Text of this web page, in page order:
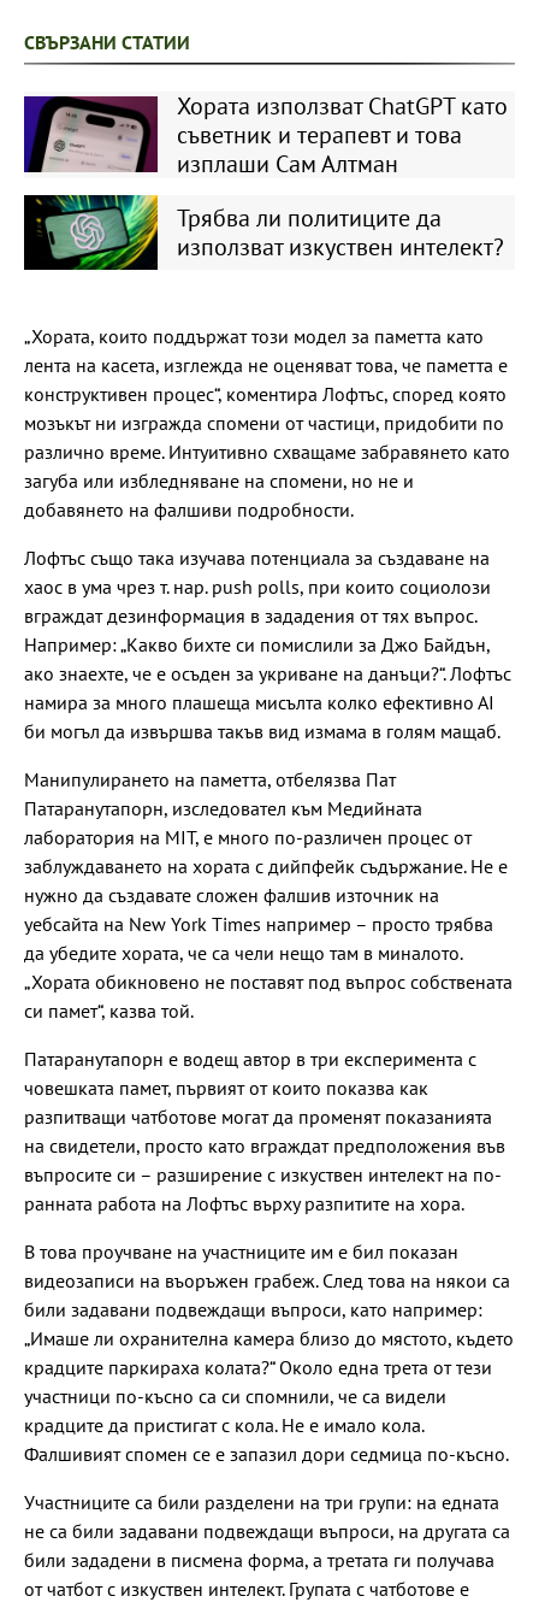
СВЪРЗАНИ СТАТИИ
Хората използват ChatGPT като
съветник и терапевт и това
изплаши Сам Алтман
Трябва ли политиците да
използват изкуствен интелект?
„Хората, които поддържат този модел за паметта като
лента на касета, изглежда не оценяват това, че паметта е
конструктивен процес“, коментира Лофтъс, според която
мозъкът ни изгражда спомени от частици, придобити по
различно време. Интуитивно схващаме забравянето като
загуба или избледняване на спомени, но не и
добавянето на фалшиви подробности.
Лофтъс също така изучава потенциала за създаване на
хаос в ума чрез т. нар. push polls, при които социолози
вграждат дезинформация в зададения от тях въпрос.
Например: „Какво бихте си помислили за Джо Байдън,
ако знаехте, че е осъден за укриване на данъци?“. Лофтъс
намира за много плашеща мисълта колко ефективно АІ
би могъл да извършва такъв вид измама в голям мащаб.
Манипулирането на паметта, отбелязва Пат
Патаранутапорн, изследовател към Медийната
лаборатория на MIT, е много по-различен процес от
заблуждаването на хората с дийпфейк съдържание. Не е
нужно да създавате сложен фалшив източник на
уебсайта на New York Times например – просто трябва
да убедите хората, че са чели нещо там в миналото.
„Хората обикновено не поставят под въпрос собствената
си памет“, казва той.
Патаранутапорн е водещ автор в три експеримента с
човешката памет, първият от които показва как
разпитващи чатботове могат да променят показанията
на свидетели, просто като вграждат предположения във
въпросите си – разширение с изкуствен интелект на по-
ранната работа на Лофтъс върху разпитите на хора.
В това проучване на участниците им е бил показан
видеозаписи на въоръжен грабеж. След това на някои са
били задавани подвеждащи въпроси, като например:
„Имаше ли охранителна камера близо до мястото, където
крадците паркираха колата?“ Около една трета от тези
участници по-късно са си спомнили, че са видели
крадците да пристигат с кола. Не е имало кола.
Фалшивият спомен се е запазил дори седмица по-късно.
Участниците са били разделени на три групи: на едната
не са били задавани подвеждащи въпроси, на другата са
били зададени в писмена форма, а третата ги получава
от чатбот с изкуствен интелект. Групата с чатботове е